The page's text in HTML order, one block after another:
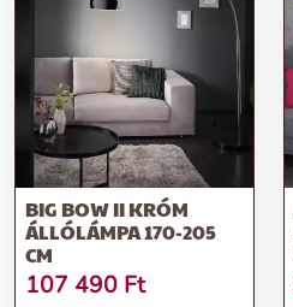
BIG BOW II KRÓM
ÁLLÓLÁMPA 170-205
CM
107 490 Ft